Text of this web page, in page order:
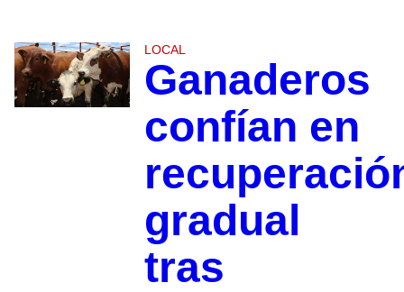
LOCAL
Ganaderos
confían en
gradual
tras